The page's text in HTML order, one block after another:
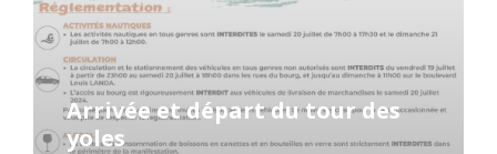
Arrivée et départ du tour des
yoles